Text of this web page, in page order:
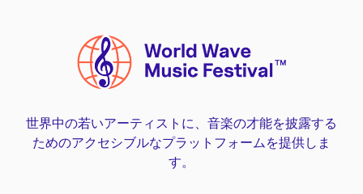
世界中の若いアーティストに、音楽の才能を披露する
ためのアクセシブルなプラットフォームを提供しま
す。